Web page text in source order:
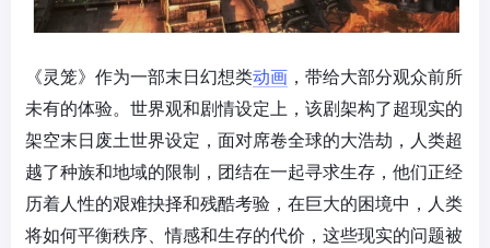
《灵笼》作为一部末日幻想类动画 ，带给大部分观众前所
未有的体验。世界观和剧情设定上，该剧架构了超现实的
架空末日废土世界设定，面对席卷全球的大浩劫，人类超
越了种族和地域的限制，团结在一起寻求生存，他们正经
历着人性的艰难抉择和残酷考验，在巨大的困境中，人类
将如何平衡秩序、情感和生存的代价，这些现实的问题被